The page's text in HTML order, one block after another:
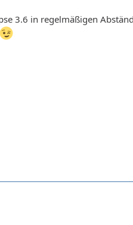
3.6 in regelmäßigen